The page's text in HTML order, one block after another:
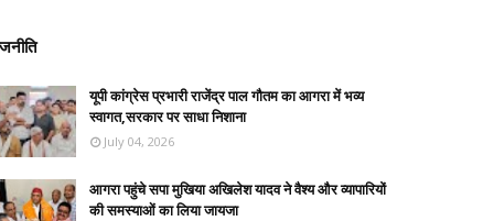
यूपी कांग्रेस प्रभारी राजेंद्र पाल गौतम का आगरा में भव्य
स्वागत,सरकार पर साधा निशाना
July 04, 2026
आगरा पहुंचे सपा मुखिया अखिलेश यादव ने वैश्य और व्यापारियों
की समस्याओं का लिया जायजा